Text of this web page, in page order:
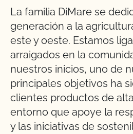
La familia DiMare se
generación a la
este y oeste. Estamos
arraigados en la
nuestros inicios, uno de
principales objetivos ha
clientes productos de
entorno que apoye la
y las iniciativas de